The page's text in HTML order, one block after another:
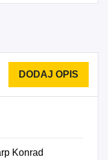
Konrad